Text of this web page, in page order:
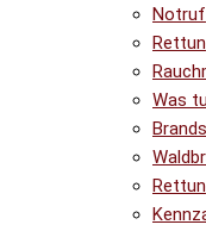
Notruf
Was